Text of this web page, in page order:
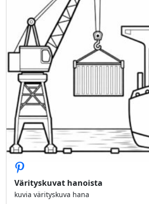
Värityskuvat hanoista
kuvia värityskuva hana